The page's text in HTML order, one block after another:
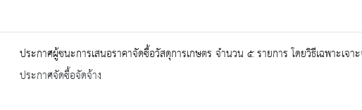
ประกาศผู้ชนะการเสนอราคาจัดซื้อวัสดุการเกษตร จำนวน ๕ รายการ โดยวิธีเฉพาะเจา
ประกาศจัดซื้อจัดจ้าง